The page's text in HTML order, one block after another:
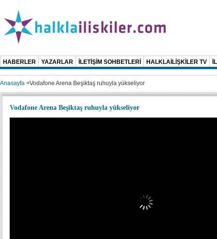
HABERLER YAZARLAR İLETİŞİM SOHBETLERİ HALKLAİLİŞKİLER TV
Anasayfa >Vodafone Arena Beşiktaş ruhuyla yükseliyor
Vodafone Arena Beşiktaş ruhuyla yükseliyor